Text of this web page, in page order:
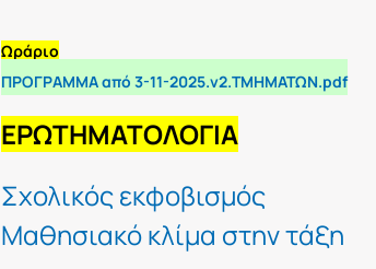
Ωράριο
ΠΡΟΓΡΑΜΜΑ από 3-11-2025.v2.ΤΜΗΜΑΤΩΝ.pdf
ΕΡΩΤΗΜΑΤΟΛΟΓΙΑ
Σχολικός εκφοβισμός
Μαθησιακό κλίμα στην τάξη